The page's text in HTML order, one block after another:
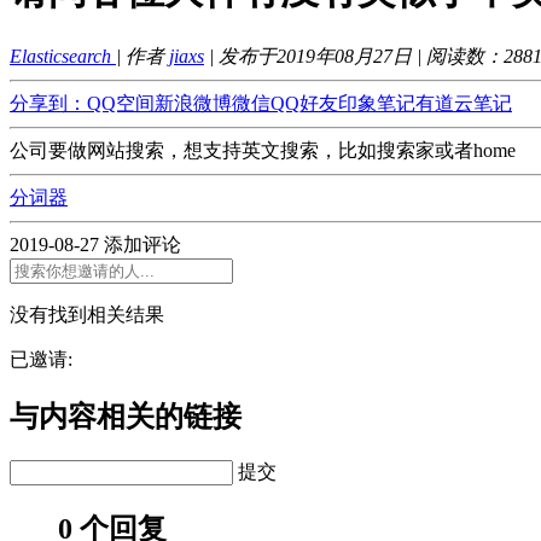
Elasticsearch | 作者jiaxs | 发布于2019年08月27日 | 阅读数： 2881
分享到： QQ空间新浪微博微信QQ好友印象笔记有道云笔记
公司要做网站搜索，想支持英文搜索，比如搜索家或者home
分词器
2019-08-27 添加评论
没有找到相关结果
已邀请:
与内容相关的链接
提交
0 个回复